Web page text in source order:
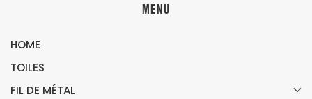
Menu
HOME
TOILES
FIL DE MÉTAL